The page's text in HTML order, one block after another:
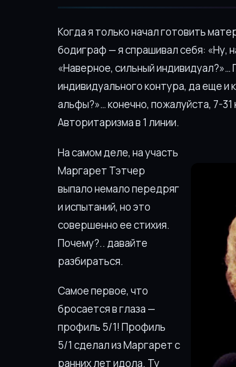
Когда я только начал готовить
бодиграф — я спрашивал себя: «Ну,
«Наверное, сильный
индивидуального контура, да еще и
альфы?»… конечно, пожалуйста, 7-
Авторитаризма в 1 линии.
На самом деле, на участь
Маргарет Тэтчер
выпало немало передряг
и испытаний, но это
совершенно ее стихия.
Почему?.. давайте
разбираться.
Самое первое, что
бросается в глаза —
профиль 5/1! Профиль
5/1 сделал из Маргарет с
ранних лет идола. Ту